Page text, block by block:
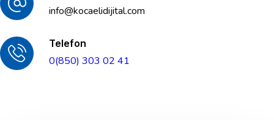
info@kocaelidijital.com
Telefon
0(850) 303 02 41